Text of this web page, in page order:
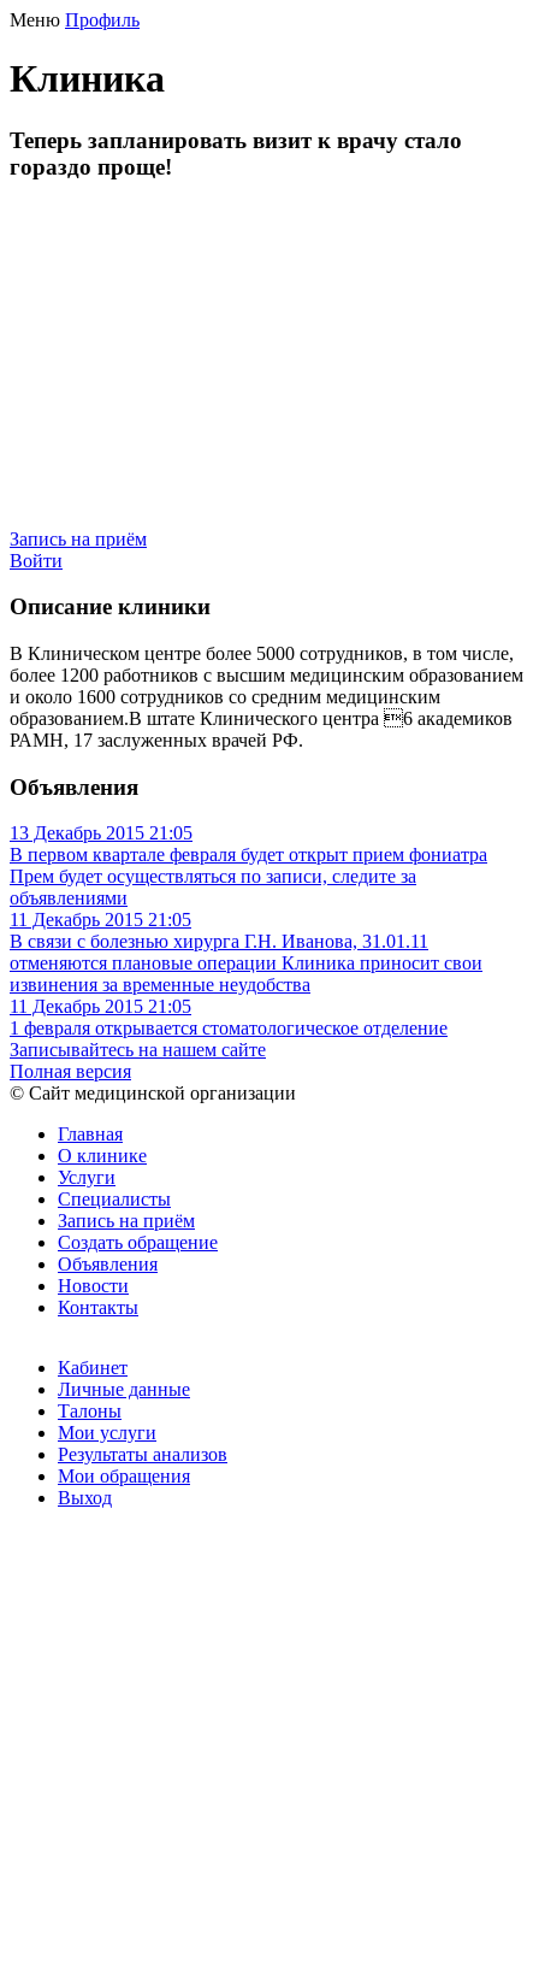
Меню Профиль
Клиника
Теперь запланировать визит к врачу стало
гораздо проще!
Запись на приём
Войти
Описание клиники
В Клиническом центре более 5000 сотрудников, в том числе,
более 1200 работников с высшим медицинским образованием
и около 1600 сотрудников со средним медицинским
образованием.В штате Клинического центра 6 академиков
РАМН, 17 заслуженных врачей РФ.
Объявления
13 Декабрь 2015 21:05
В первом квартале февраля будет открыт прием фониатра
Прем будет осуществляться по записи, следите за
объявлениями
11 Декабрь 2015 21:05
В связи с болезнью хирурга Г.Н. Иванова, 31.01.11
отменяются плановые операции Клиника приносит свои
извинения за временные неудобства
11 Декабрь 2015 21:05
1 февраля открывается стоматологическое отделение
Записывайтесь на нашем сайте
Полная версия
© Сайт медицинской организации
Главная
О клинике
Услуги
Специалисты
Запись на приём
Создать обращение
Объявления
Новости
Контакты
Кабинет
Личные данные
Талоны
Мои услуги
Результаты анализов
Мои обращения
Выход